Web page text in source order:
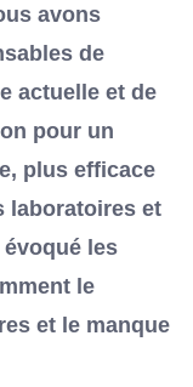
avons
de
actuelle et de
pour un
plus efficace
laboratoires et
les
le
et le manque